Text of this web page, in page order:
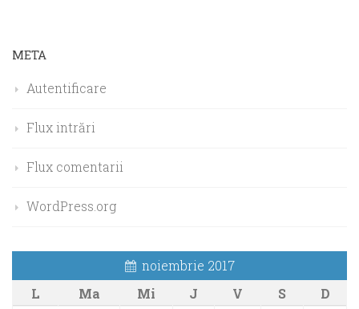
META
Autentificare
Flux intrări
Flux comentarii
WordPress.org
noiembrie 2017
L
Ma Mi J V S
D